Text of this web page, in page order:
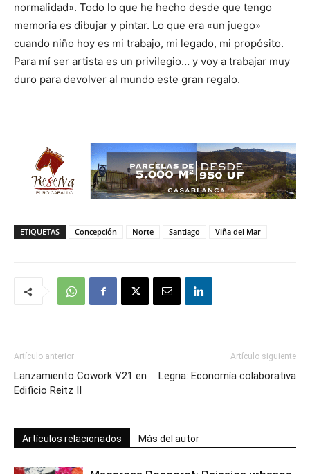
normalidad». Todo lo que he hecho desde que tengo
memoria es dibujar y pintar. Lo que era «un juego»
cuando niño hoy es mi trabajo, mi legado, mi propósito.
Para mí ser artista es un privilegio… y voy a trabajar muy
duro para devolver al mundo este gran regalo.
ETIQUETAS Concepción Norte Santiago Viña del Mar
Artículo anterior
Lanzamiento Cowork V21 en
Edificio Reitz II
Artículo siguiente
Legria: Economía colaborativa
Artículos relacionados Más del autor